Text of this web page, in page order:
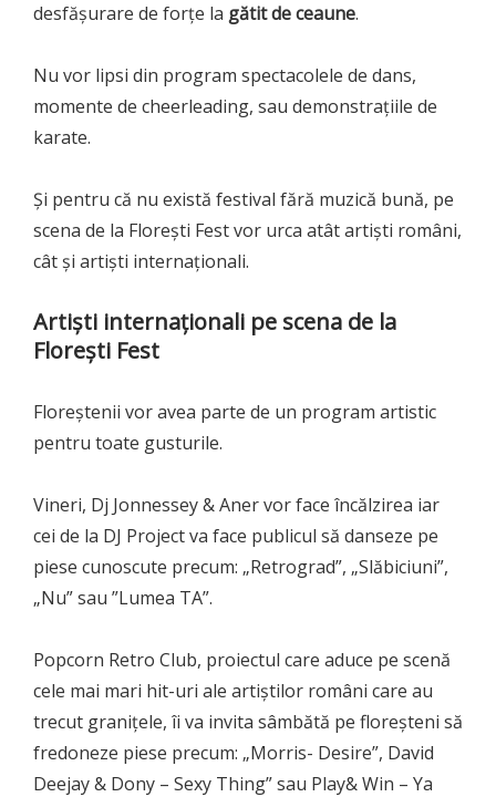
desfășurare de forțe la gătit de ceaune.
Nu vor lipsi din program spectacolele de dans,
momente de cheerleading, sau demonstrațiile de
karate.
Și pentru că nu există festival fără muzică bună, pe
scena de la Florești Fest vor urca atât artiști români,
cât și artiști internaționali.
Artiști internaționali pe scena de la
Florești Fest
Floreștenii vor avea parte de un program artistic
pentru toate gusturile.
Vineri, Dj Jonnessey & Aner vor face încălzirea iar
cei de la DJ Project va face publicul să danseze pe
piese cunoscute precum: „Retrograd”, „Slăbiciuni”,
„Nu” sau ”Lumea TA”.
Popcorn Retro Club, proiectul care aduce pe scenă
cele mai mari hit-uri ale artiștilor români care au
trecut granițele, îi va invita sâmbătă pe floreșteni să
fredoneze piese precum: „Morris- Desire”, David
Deejay & Dony – Sexy Thing” sau Play& Win – Ya